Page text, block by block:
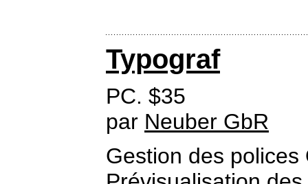
Typograf
PC. $35
par Neuber GbR
Gestion des polices